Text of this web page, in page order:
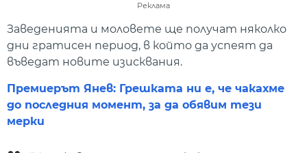
Реклама
Заведенията и моловете ще получат няколко
дни гратисен период, в който да успеят да
въведат новите изисквания.
Премиерът Янев: Грешката ни е, че чакахме
до последния момент, за да обявим тези
мерки